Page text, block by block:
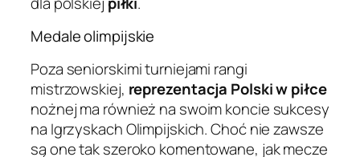
Medale olimpijskie
Poza seniorskimi turniejami rangi
mistrzowskiej, reprezentacja Polski w piłce
nożnej ma również na swoim koncie sukcesy
na Igrzyskach Olimpijskich. Choć nie zawsze
są one tak szeroko komentowane, jak mecze